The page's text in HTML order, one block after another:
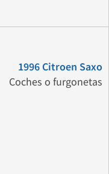
1996 Citroen Saxo
Coches o furgonetas